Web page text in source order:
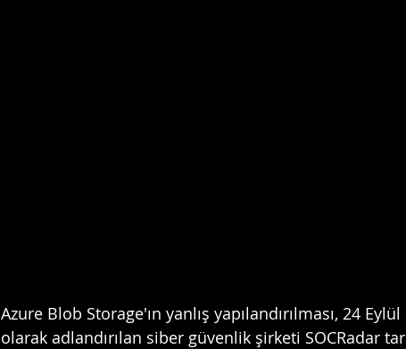
Azure Blob Storage'ın yanlış yapılandırılması, 24 Eylül
olarak adlandırılan siber güvenlik şirketi SOCRadar